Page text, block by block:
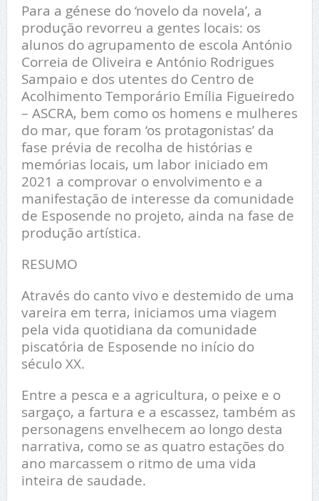
Para a génese do ‘novelo da novela’, a
produção revorreu a gentes locais: os
alunos do agrupamento de escola António
Correia de Oliveira e António Rodrigues
Sampaio e dos utentes do Centro de
Acolhimento Temporário Emília Figueiredo
– ASCRA, bem como os homens e mulheres
do mar, que foram ‘os protagonistas’ da
fase prévia de recolha de histórias e
memórias locais, um labor iniciado em
2021 a comprovar o envolvimento e a
manifestação de interesse da comunidade
de Esposende no projeto, ainda na fase de
produção artística.
RESUMO
Através do canto vivo e destemido de uma
vareira em terra, iniciamos uma viagem
pela vida quotidiana da comunidade
piscatória de Esposende no início do
século XX.
Entre a pesca e a agricultura, o peixe e o
sargaço, a fartura e a escassez, também as
personagens envelhecem ao longo desta
narrativa, como se as quatro estações do
ano marcassem o ritmo de uma vida
inteira de saudade.